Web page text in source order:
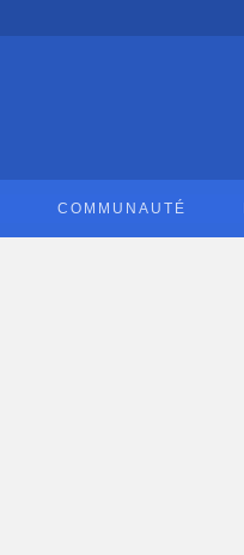
COMMUNAUTÉ